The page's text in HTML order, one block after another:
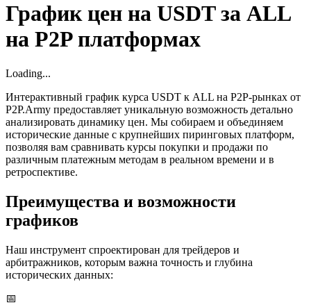
График цен на USDT за ALL
на P2P платформах
Loading...
Интерактивный график курса USDT к ALL на P2P-рынках от
P2P.Army предоставляет уникальную возможность детально
анализировать динамику цен. Мы собираем и объединяем
исторические данные с крупнейших пиринговых платформ,
позволяя вам сравнивать курсы покупки и продажи по
различным платежным методам в реальном времени и в
ретроспективе.
Преимущества и возможности
графиков
Наш инструмент спроектирован для трейдеров и
арбитражников, которым важна точность и глубина
исторических данных:
📅